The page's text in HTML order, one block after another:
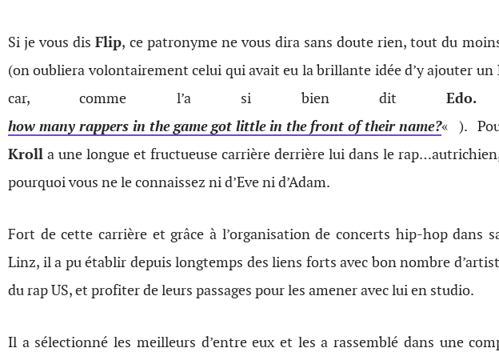
Si je vous disFlip, ce patronyme ne vous dira sans doute rien, tout du
(on oubliera volontairement celui qui avait eu la brillante idée d’y ajouter un
car, comme l’a si bien dit
how many rappers in the game got little in the front of their name?« ).
Kroll a une longue et fructueuse carrière derrière lui dans le
pourquoi vous ne le connaissez ni d’Eve ni d’Adam.
Fort de cette carrière et grâce à l’organisation de concerts hip-hop dans
Linz, il a pu établir depuis longtemps des liens forts avec bon nombre
du rap US, et profiter de leurs passages pour les amener avec lui en studio.
Il a sélectionné les meilleurs d’entre eux et les a rassemblé dans une